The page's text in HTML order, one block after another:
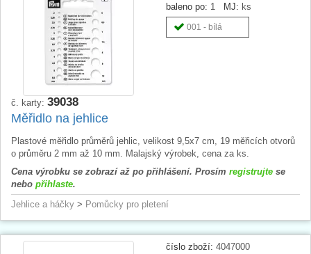
baleno po: 1 MJ: ks
001 - bílá
č. karty: 39038
Měřidlo na jehlice
Plastové měřidlo průměrů jehlic, velikost 9,5x7 cm, 19 měřicích otvorů
o průměru 2 mm až 10 mm. Malajský výrobek, cena za ks.
Cena výrobku se zobrazí až po přihlášení. Prosím registrujte se
nebo přihlaste.
Jehlice a háčky > Pomůcky pro pletení
číslo zboží: 4047000